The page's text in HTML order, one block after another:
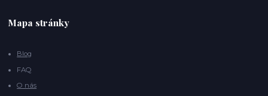
Mapa stránky
Blog
FAQ
O nás